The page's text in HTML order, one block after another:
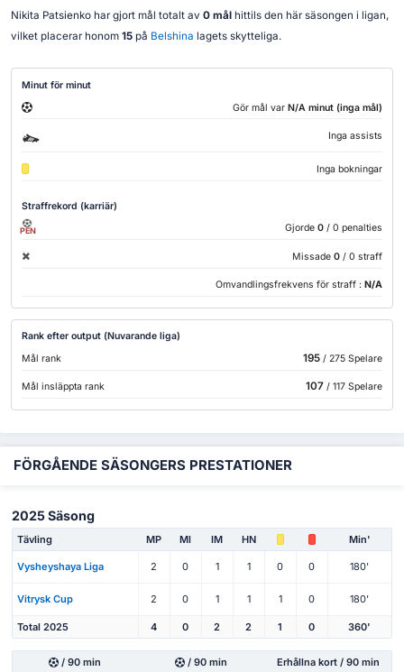
Nikita Patsienko har gjort mål totalt av 0 mål hittils den här säsongen i ligan,
vilket placerar honom 15på Belshina lagets skytteliga.
Minut för minut
Gör mål var N/A minut (inga mål)
Inga assists
Inga bokningar
Straffrekord (karriär)
PEN Gjorde 0 / 0 penalties
Missade 0 / 0 straff
Omvandlingsfrekvens för straff : N/A
Rank efter output (Nuvarande liga)
Mål rank
195/ 275 Spelare
Mål insläppta rank 107/ 117 Spelare
FÖRGÅENDE SÄSONGERS PRESTATIONER
2025 Säsong
Tävling MP Ml IM HN Min'
Vysheyshaya Liga 2 0 1 1 0 0 180'
Vitrysk Cup 2 0 1 1 1 0 180'
Total 2025 4 0 2 2 1 0 360'
/ 90 min / 90 min Erhållna kort / 90 min